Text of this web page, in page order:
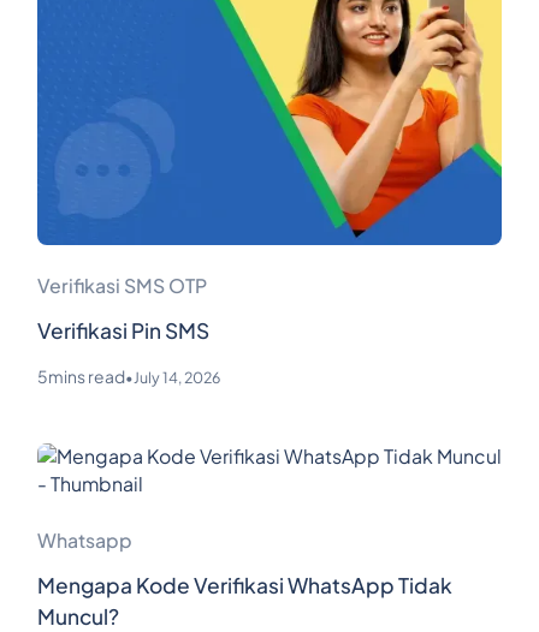
Verifikasi SMS OTP
Verifikasi Pin SMS
5mins read•July 14, 2026
Whatsapp
Mengapa Kode Verifikasi WhatsApp Tidak
Muncul?